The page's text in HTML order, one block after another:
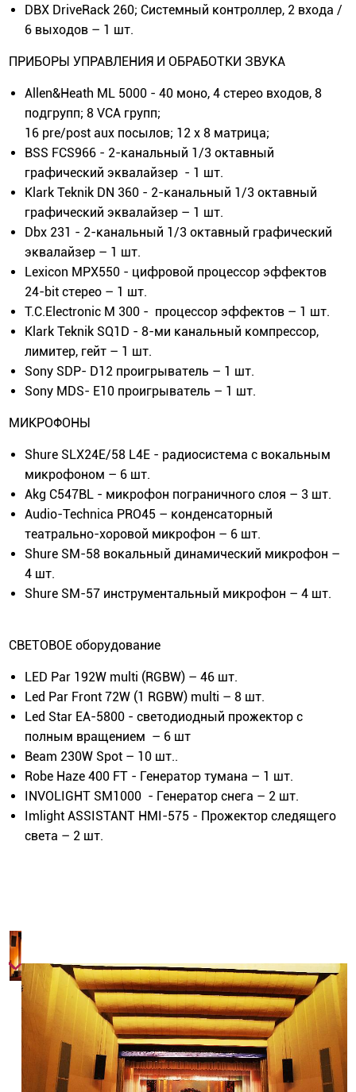
DBX DriveRack 260; Системный контроллер, 2 входа /
6 выходов – 1 шт.
ПРИБОРЫ УПРАВЛЕНИЯ И ОБРАБОТКИ ЗВУКА
Allen&Heath ML 5000 - 40 моно, 4 стерео входов, 8
подгрупп; 8 VCA групп;
16 pre/post aux посылов; 12 х 8 матрица;
BSS FCS966 - 2-канальный 1/3 октавный
графический эквалайзер - 1 шт.
Klark Teknik DN 360 - 2-канальный 1/3 октавный
графический эквалайзер – 1 шт.
Dbx 231 - 2-канальный 1/3 октавный графический
эквалайзер – 1 шт.
Lexicon MPX550 - цифровой процессор эффектов
24-bit стерео – 1 шт.
T.C.Electronic M 300 - процессор эффектов – 1 шт.
Klark Teknik SQ1D - 8-ми канальный компрессор,
лимитер, гейт – 1 шт.
Sony SDP- D12 проигрыватель – 1 шт.
Sony MDS- E10 проигрыватель – 1 шт.
МИКРОФОНЫ
Shure SLX24E/58 L4E - радиосистема с вокальным
микрофоном – 6 шт.
Akg C547BL - микрофон пограничного слоя – 3 шт.
Audio-Technica PRO45 – конденсаторный
театрально-хоровой микрофон – 6 шт.
Shure SM-58 вокальный динамический микрофон –
4 шт.
Shure SM-57 инструментальный микрофон – 4 шт.
СВЕТОВОЕ оборудование
LED Par 192W multi (RGBW) – 46 шт.
Led Par Front 72W (1 RGBW) multi – 8 шт.
Led Star EA-5800 - светодиодный прожектор с
полным вращением – 6 шт
Beam 230W Spot – 10 шт..
Robe Haze 400 FT - Генератор тумана – 1 шт.
INVOLIGHT SM1000 - Генератор снега – 2 шт.
Imlight ASSISTANT HMI-575 - Прожектор следящего
света – 2 шт.